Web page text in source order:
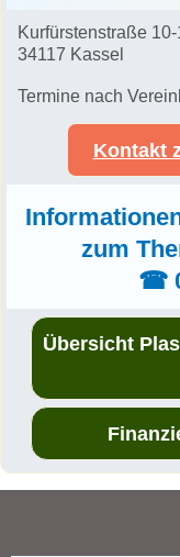
Kurfürstenstraße 10-
34117 Kassel
Termine nach
Kontakt
zum
☎
Übersicht